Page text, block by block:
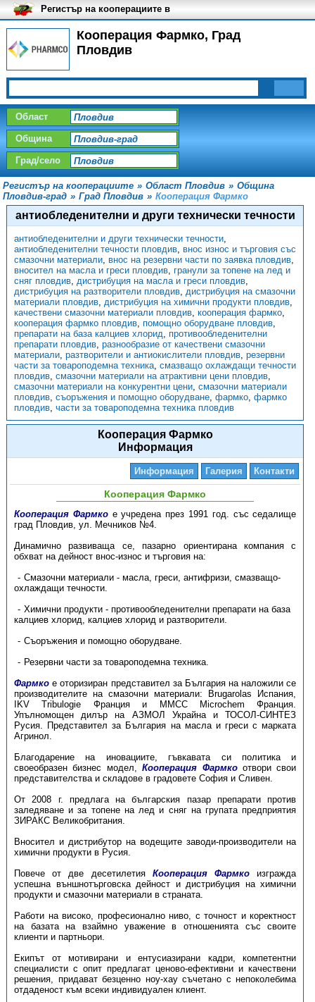
Кооперация Фармко, Град
Пловдив
Регистър на кооперациите в
България
Област
Община
Град/село
Регистър на кооперациите » Област Пловдив » Община
Пловдив-град » Град Пловдив » Кооперация Фармко
антиобледенителни и други технически течности
антиобледенителни и други технически течности,
антиобледенителни течности пловдив, внос износ и търговия със
смазочни материали, внос на резервни части по заявка пловдив,
вносител на масла и греси пловдив, гранули за топене на лед и
сняг пловдив, дистрибуция на масла и греси пловдив,
дистрибуция на разтворители пловдив, дистрибуция на смазочни
материали пловдив, дистрибуция на химични продукти пловдив,
качествени смазочни материали пловдив, кооперация фармко,
кооперация фармко пловдив, помощно оборудване пловдив,
препарати на база калциев хлорид, противообледенителни
препарати пловдив, разнообразие от качествени смазочни
материали, разтворители и антиокислители пловдив, резервни
части за товароподемна техника, смазващо охлаждащи течности
пловдив, смазочни материали на атрактивни цени пловдив,
смазочни материали на конкурентни цени, смазочни материали
пловдив, съоръжения и помощно оборудване, фармко, фармко
пловдив, части за товароподемна техника пловдив
Кооперация Фармко
Информация
Информация Галерия Контакти
Кооперация Фармко
Кооперация Фармкое учредена през 1991 год. със седалище
град Пловдив, ул. Мечников №4.
Динамично развиваща се, пазарно ориентирана компания с
обхват на дейност внос-износ и търговия на:
Смазочни материали - масла, греси, антифризи, смазващо-
охлаждащи течности.
Химични продукти - противообледенителни препарати на база
калциев хлорид, калциев хлорид и разтворители.
Съоръжения и помощно оборудване.
Резервни части за товароподемна техника.
Фармкое оторизиран представител за България на наложили се
производителите на смазочни материали: Brugarolas Испания,
IKV Tribulogie Франция и MMCC Microchem Франция.
Упълномощен дилър на АЗМОЛ Украйна и ТОСОЛ-СИНТЕЗ
Русия. Представител за България на масла и греси с марката
Агринол.
Благодарение на иновациите, гъвкавата си политика и
своеобразен бизнес модел,Кооперация Фармко отвори свои
представителства и складове в градовете София и Сливен.
От 2008 г. предлага на българския пазар препарати против
заледяване и за топене на лед и сняг на групата предприятия
ЗИРАКС Великобритания.
Вносител и дистрибутор на водещите заводи-производители на
химични продукти в Русия.
Повече от две десетилетия Кооперация Фармко изгражда
успешна външнотърговска дейност и дистрибуция на химични
продукти и смазочни материали в страната.
Работи на високо, професионално ниво, с точност и коректност
на базата на взаймно уважение в отношенията със своите
клиенти и партньори.
Екипът от мотивирани и ентусиазирани кадри, компетентни
специалисти с опит предлагат ценово-ефективни и качествени
решения, придават безценно ноу-хау съчетано с непоколебима
отдаденост към всеки индивидуален клиент.